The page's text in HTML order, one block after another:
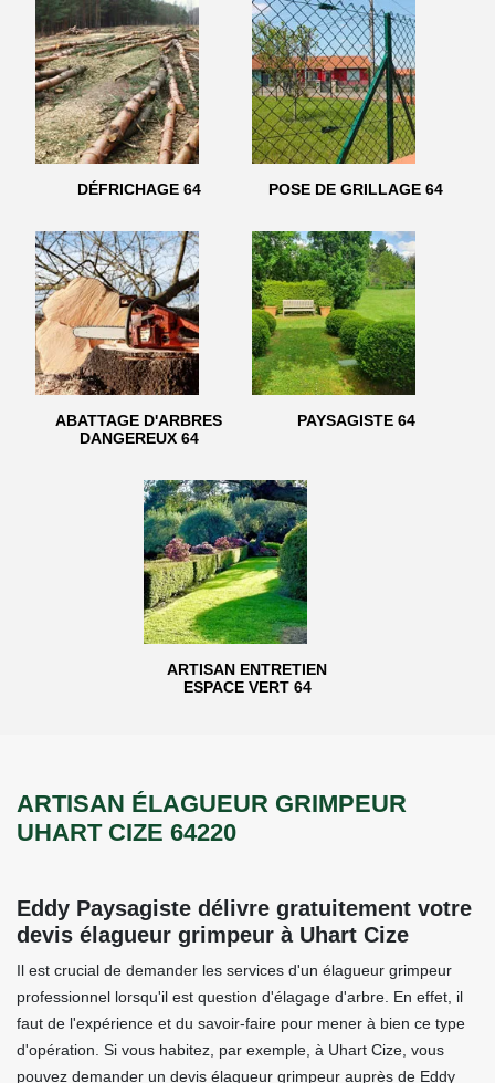
DÉFRICHAGE 64 POSE DE GRILLAGE 64
ABATTAGE D'ARBRES
DANGEREUX 64
PAYSAGISTE 64
ARTISAN ENTRETIEN
ESPACE VERT 64
ARTISAN ÉLAGUEUR GRIMPEUR
UHART CIZE 64220
Eddy Paysagiste délivre gratuitement votre
devis élagueur grimpeur à Uhart Cize
Il est crucial de demander les services d'un élagueur grimpeur
professionnel lorsqu'il est question d'élagage d'arbre. En effet, il
faut de l'expérience et du savoir-faire pour mener à bien ce type
d'opération. Si vous habitez, par exemple, à Uhart Cize, vous
pouvez demander un devis élagueur grimpeur auprès de Eddy